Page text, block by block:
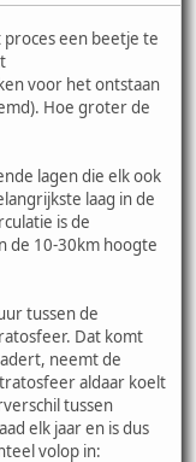
proces een beetje te
voor het ontstaan
Hoe groter de
lagen die elk ook
laag in de
is de
de 10-30km hoogte
tussen de
Dat komt
neemt de
aldaar koelt
tussen
elk jaar en is dus
volop in: